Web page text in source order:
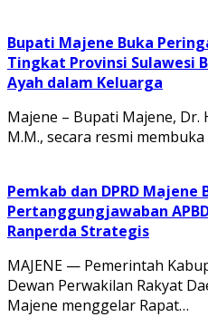
Bupati Majene Buka
Tingkat Provinsi Sulawesi
Ayah dalam Keluarga
Majene – Bupati Majene, Dr.
M.M., secara resmi
Pemkab dan DPRD Majene
Pertanggungjawaban
Ranperda Strategis
MAJENE — Pemerintah
Dewan Perwakilan Rakyat
Majene menggelar Rapat…